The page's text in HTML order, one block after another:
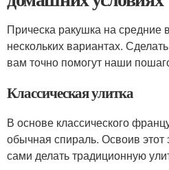
Прическа ракушка на средние
нескольких вариантах.
вам точно помогут наши
Классическая улитка
В основе классического
обычная спираль. Освоив
сами делать традиционную